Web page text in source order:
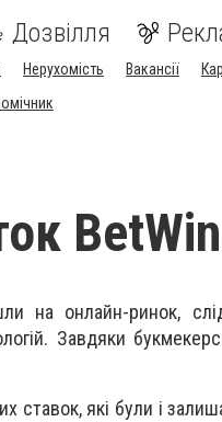
Дозвілля
Нерухомість Вакансії
на онлайн-ринок,
Завдяки
ставок, які були і